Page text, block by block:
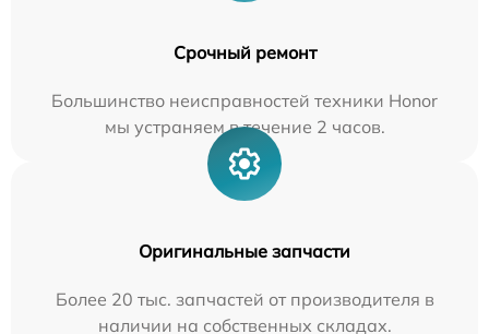
Срочный ремонт
Большинство неисправностей техники Honor
мы устраняем в течение 2 часов.
Оригинальные запчасти
Более 20 тыс. запчастей от производителя в
наличии на собственных складах.